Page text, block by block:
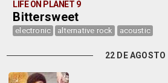
LIFE ON PLANET 9
Bittersweet
electronic alternative rock acoustic
22 DE AGOSTO